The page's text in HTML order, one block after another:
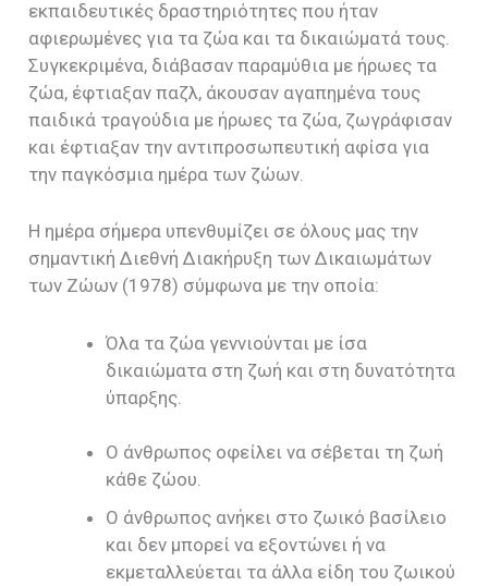
εκπαιδευτικές δραστηριότητες που ήταν
αφιερωμένες για τα ζώα και τα δικαιώματά τους.
Συγκεκριμένα, διάβασαν παραμύθια με ήρωες τα
ζώα, έφτιαξαν παζλ, άκουσαν αγαπημένα τους
παιδικά τραγούδια με ήρωες τα ζώα, ζωγράφισαν
και έφτιαξαν την αντιπροσωπευτική αφίσα για
την παγκόσμια ημέρα των ζώων.
Η ημέρα σήμερα υπενθυμίζει σε όλους μας την
σημαντική Διεθνή Διακήρυξη των Δικαιωμάτων
των Ζώων (1978) σύμφωνα με την οποία:
Όλα τα ζώα γεννιούνται με ίσα
δικαιώματα στη ζωή και στη δυνατότητα
ύπαρξης.
Ο άνθρωπος οφείλει να σέβεται τη ζωή
κάθε ζώου.
Ο άνθρωπος ανήκει στο ζωικό βασίλειο
και δεν μπορεί να εξοντώνει ή να
εκμεταλλεύεται τα άλλα είδη του ζωικού